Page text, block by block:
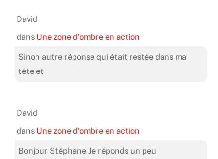
David
dans Une zone d’ombre en action
Sinon autre réponse qui était restée dans ma
tête et
David
dans Une zone d’ombre en action
Bonjour Stéphane Je réponds un peu